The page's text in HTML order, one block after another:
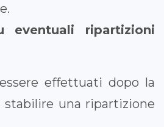
eventuali ripartizioni
effettuati dopo la
stabilire una ripartizione